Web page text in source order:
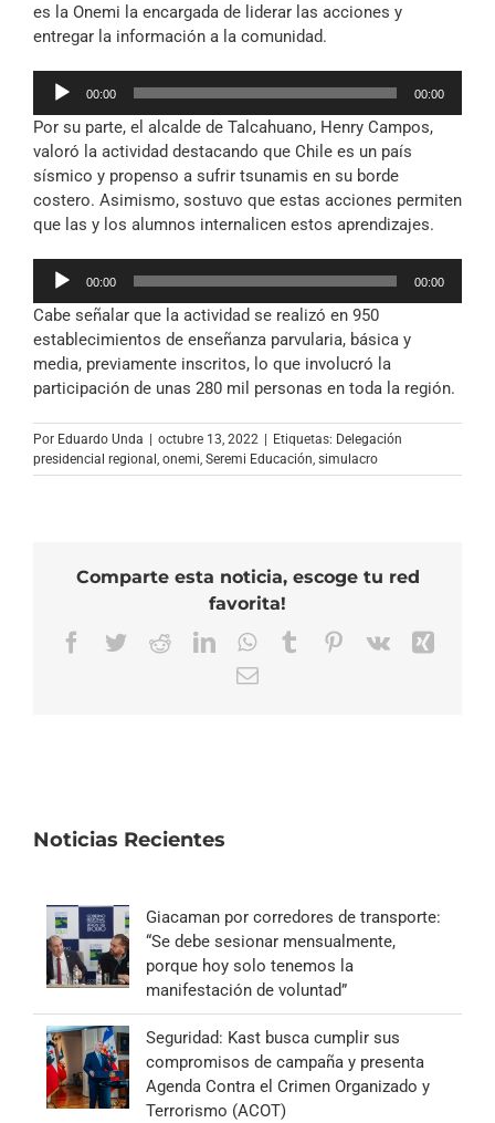
es la Onemi la encargada de liderar las acciones y
entregar la información a la comunidad.
Reproductor
audio
00:00 00:00
Por su parte, el alcalde de Talcahuano, Henry Campos,
valoró la actividad destacando que Chile es un país
sísmico y propenso a sufrir tsunamis en su borde
costero. Asimismo, sostuvo que estas acciones permiten
que las y los alumnos internalicen estos aprendizajes.
Reproductor
audio
00:00 00:00
Cabe señalar que la actividad se realizó en 950
establecimientos de enseñanza parvularia, básica y
media, previamente inscritos, lo que involucró la
participación de unas 280 mil personas en toda la región.
Por Eduardo Unda octubre 13, 2022 Etiquetas: Delegación
presidencial regional , onemi, Seremi Educación, simulacro
Comparte esta noticia, escoge tu red
favorita!
Facebook
TwitterRedditLinkedInWhatsApp
TumblrPinterest
Vk
Correo
Noticias Recientes
Giacaman por corredores de transporte:
“Se debe sesionar mensualmente,
porque hoy solo tenemos la
manifestación de voluntad”
Seguridad: Kast busca cumplir sus
compromisos de campaña y presenta
Agenda Contra el Crimen Organizado y
Terrorismo (ACOT)